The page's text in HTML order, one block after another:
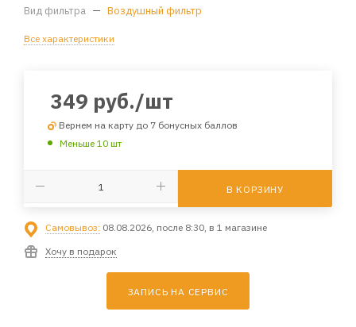
Вид фильтра — Воздушный фильтр
Все характеристики
349 руб./шт
Вернем на карту до 7 бонусных баллов
Меньше 10 шт
В КОРЗИНУ
Самовывоз: 08.08.2026, после 8:30, в 1 магазине
Хочу в подарок
ЗАПИСЬ НА СЕРВИС